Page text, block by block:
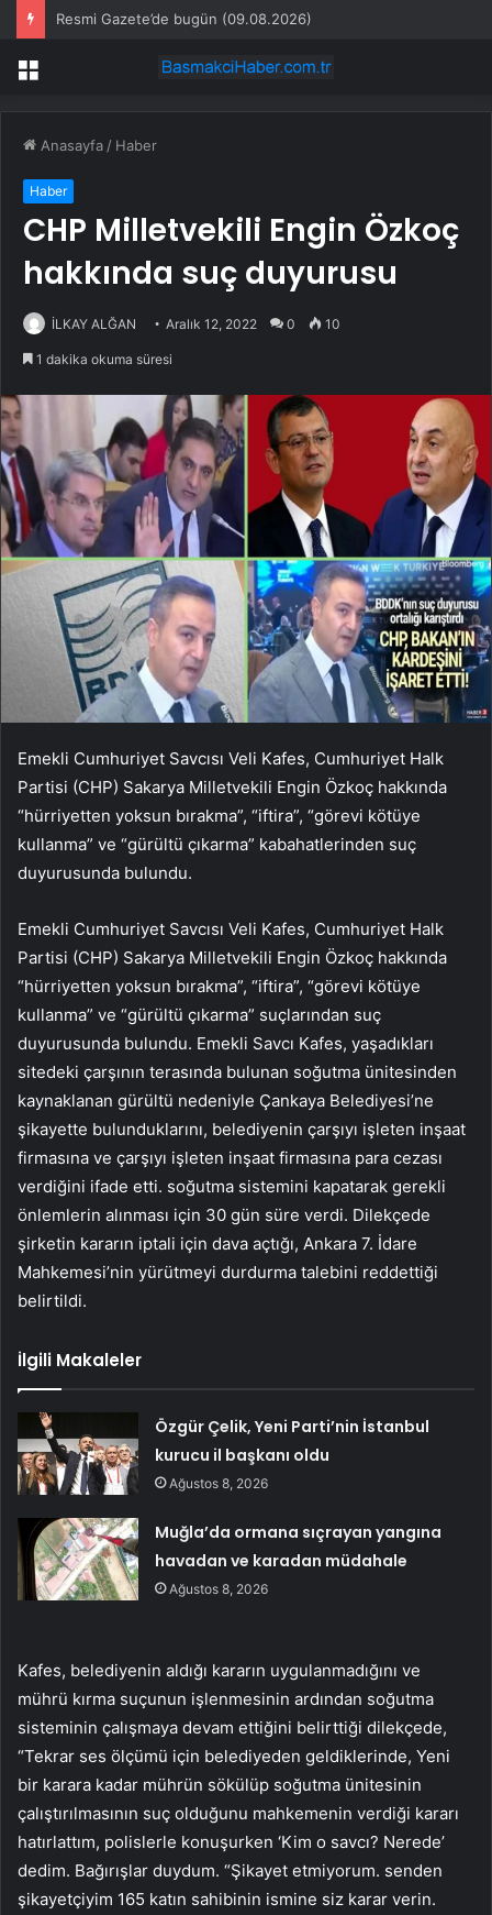
Resmi Gazete’de bugün (09.08.2026)
Menü
Anasayfa / Haber
Haber
CHP Milletvekili Engin Özkoç
hakkında suç duyurusu
İLKAY ALĞAN Aralık 12, 2022 0 10
1 dakika okuma süresi
Emekli Cumhuriyet Savcısı Veli Kafes, Cumhuriyet Halk
Partisi (CHP) Sakarya Milletvekili Engin Özkoç hakkında
“hürriyetten yoksun bırakma”, “iftira”, “görevi kötüye
kullanma” ve “gürültü çıkarma” kabahatlerinden suç
duyurusunda bulundu.
Emekli Cumhuriyet Savcısı Veli Kafes, Cumhuriyet Halk
Partisi (CHP) Sakarya Milletvekili Engin Özkoç hakkında
“hürriyetten yoksun bırakma”, “iftira”, “görevi kötüye
kullanma” ve “gürültü çıkarma” suçlarından suç
duyurusunda bulundu. Emekli Savcı Kafes, yaşadıkları
sitedeki çarşının terasında bulunan soğutma ünitesinden
kaynaklanan gürültü nedeniyle Çankaya Belediyesi’ne
şikayette bulunduklarını, belediyenin çarşıyı işleten inşaat
firmasına ve çarşıyı işleten inşaat firmasına para cezası
verdiğini ifade etti. soğutma sistemini kapatarak gerekli
önlemlerin alınması için 30 gün süre verdi. Dilekçede
şirketin kararın iptali için dava açtığı, Ankara 7. İdare
Mahkemesi’nin yürütmeyi durdurma talebini reddettiği
belirtildi.
İlgili Makaleler
Özgür Çelik, Yeni Parti’nin İstanbul
kurucu il başkanı oldu
Ağustos 8, 2026
Muğla’da ormana sıçrayan yangına
havadan ve karadan müdahale
Ağustos 8, 2026
Kafes, belediyenin aldığı kararın uygulanmadığını ve
mührü kırma suçunun işlenmesinin ardından soğutma
sisteminin çalışmaya devam ettiğini belirttiği dilekçede,
“Tekrar ses ölçümü için belediyeden geldiklerinde, Yeni
bir karara kadar mührün sökülüp soğutma ünitesinin
çalıştırılmasının suç olduğunu mahkemenin verdiği kararı
hatırlattım, polislerle konuşurken ‘Kim o savcı? Nerede’
dedim. Bağırışlar duydum. “Şikayet etmiyorum. senden
şikayetçiyim 165 katın sahibinin ismine siz karar verin.